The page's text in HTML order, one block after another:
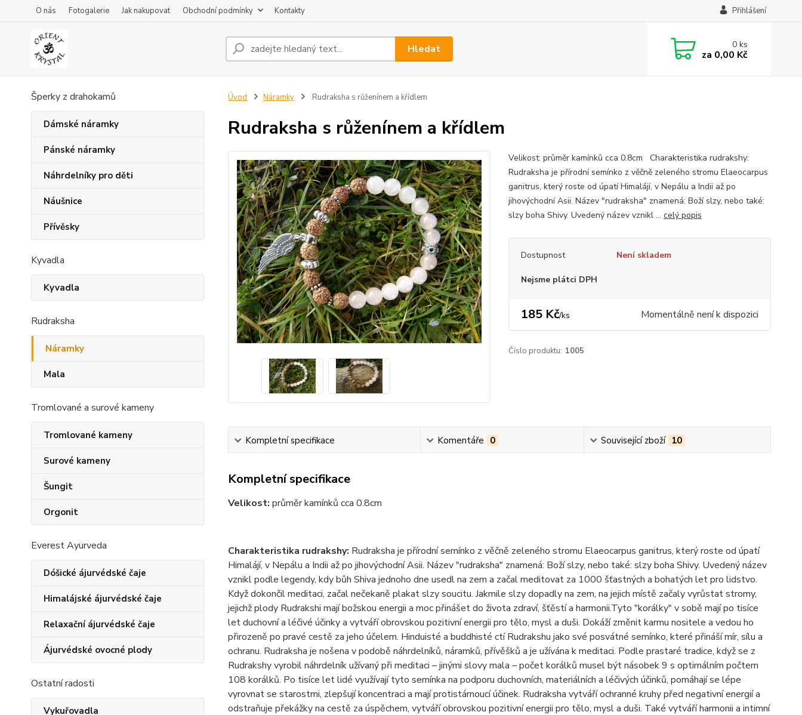
O nás Fotogalerie Jak nakupovat Obchodní podmínky Kontakty Přihlášení
Hledat 0ks
za 0,00 Kč
Šperky z drahokamů
Dámské náramky
Pánské náramky
Náhrdelníky pro děti
Náušnice
Přívěsky
Kyvadla
Kyvadla
Rudraksha
Náramky
Mala
Tromlované a surové kameny
Tromlované kameny
Surové kameny
Šungit
Orgonit
Everest Ayurveda
Dóšické ájurvédské čaje
Himalájské ájurvédské čaje
Relaxační ájurvédské čaje
Ájurvédské ovocné plody
Ostatní radosti
Vykuřovadla
Úvod Náramky Rudraksha s růženínem a křídlem
Rudraksha s růženínem a křídlem
Velikost: průměr kamínků cca 0.8cm Charakteristika rudrakshy:
Rudraksha je přírodní semínko z věčně zeleného stromu Elaeocarpus
ganitrus, který roste od úpatí Himalájí, v Nepálu a Indii až po
jihovýchodní Asii. Název "rudraksha" znamená: Boží slzy, nebo také:
slzy boha Shivy. Uvedený název vznikl ... celý popis
Dostupnost Není skladem
Nejsme plátci DPH
185 Kč/ks Momentálně není k dispozici
Číslo produktu: 1005
Kompletní specifikace Komentáře 0 Související zboží 10
Kompletní specifikace
Velikost: průměr kamínků cca 0.8cm
Charakteristika rudrakshy: Rudraksha je přírodní semínko z věčně zeleného stromu Elaeocarpus ganitrus, který roste od úpatí
Himalájí, v Nepálu a Indii až po jihovýchodní Asii. Název "rudraksha" znamená: Božíslzy, nebo také: slzy boha Shivy. Uvedenýnázev
vznikl podle legendy, kdy bůh Shiva jednoho dne usedl na zem a začal meditovat za 1000 šťastných a bohatých let pro lidstvo.
Když dokončil meditaci, začal nečekaně plakat slzy soucitu. Jakmile slzy dopadly na zem, na jejich místě začaly vyrůstat stromy,
jejichž plody Rudrakshi mají božskou energii a moc přinášet do života zdraví, šťěstí a harmonii.Tyto "korálky" v sobě mají po tisíce
let duchovní a léčivé účinky a vytváří obrovskou pozitivní energii pro tělo, mysl a duši. Dokáží změnit karmu nositele a vedou ho
přirozeně po pravé cestě za jeho účelem. Hinduisté a buddhisté ctí Rudrakshu jako své posvátné semínko, které přináší mír, sílu a
ochranu. Rudraksha je nošena v podobě náhrdelníků, náramků, přívěšků a je užívána k meditaci. Podle prastaré tradice, když se z
Rudrakshy vyrobil náhrdelník užívaný při meditaci – jinými slovy mala – počet korálků musel být násobek 9 s optimálním počtem
108 korálků. Po tisíce let lidé využívají tyto semínka na podporu duchovních, materiálních a léčivých účinků, pomáhají se lépe
vyrovnat se starostmi, zlepšují koncentraci a mají protistárnoucí účinek. Rudraksha vytváří ochranné kruhy před negativní energií a
odstraňuje překážky na cestě za úspěchem, vytváří obrovskou pozitivní energii pro tělo, mysl a duši. Také vytváří harmonii a intimní